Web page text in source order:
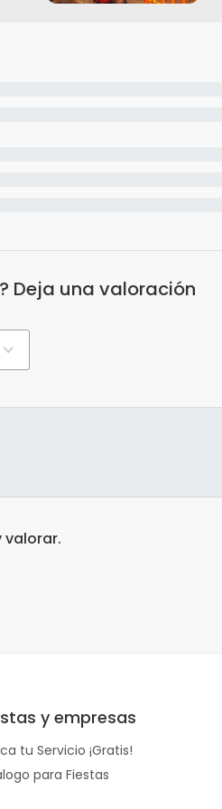
? Deja una valoración
valorar.
y empresas
tu Servicio ¡Gratis!
para Fiestas